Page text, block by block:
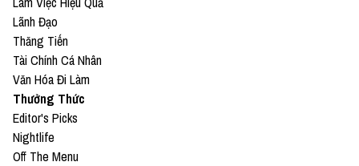
Lãnh Đạo
Thăng Tiến
Tài Chính Cá Nhân
Văn Hóa Đi Làm
Thưởng Thức
Editor's Picks
Nightlife
Off The Menu